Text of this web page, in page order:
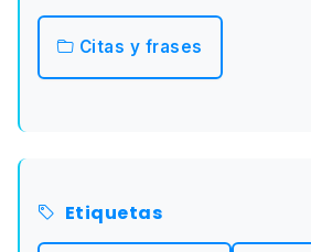
Citas y frases
Etiquetas